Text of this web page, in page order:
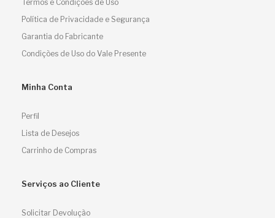
Termos e Condições de Uso
Política de Privacidade e Segurança
Garantia do Fabricante
Condições de Uso do Vale Presente
Minha Conta
Perfil
Lista de Desejos
Carrinho de Compras
Serviços ao Cliente
Solicitar Devolução